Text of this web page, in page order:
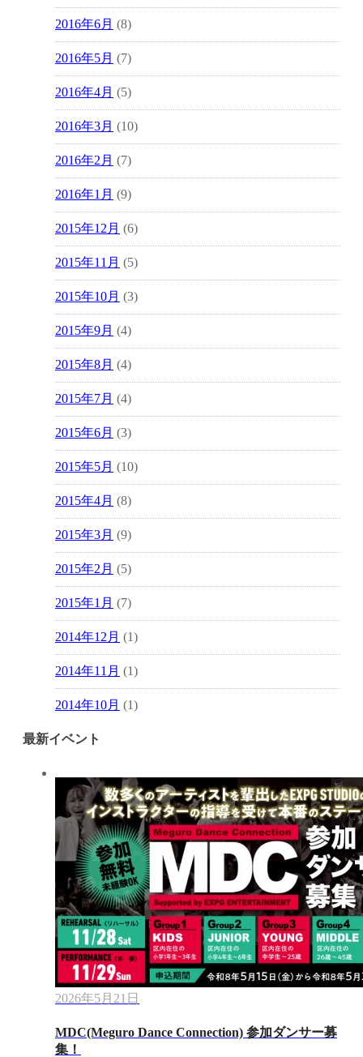
2016年6月 (8)
2016年5月 (7)
2016年4月 (5)
2016年3月 (10)
2016年2月 (7)
2016年1月 (9)
2015年12月 (6)
2015年11月 (5)
2015年10月 (3)
2015年9月 (4)
2015年8月 (4)
2015年7月 (4)
2015年6月 (3)
2015年5月 (10)
2015年4月 (8)
2015年3月 (9)
2015年2月 (5)
2015年1月 (7)
2014年12月 (1)
2014年11月 (1)
2014年10月 (1)
最新イベント
2026年5月21日
MDC(Meguro Dance Connection) 参加ダンサー募
集！